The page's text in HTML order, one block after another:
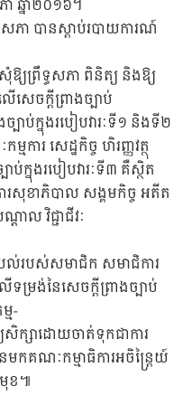
ឆ្នាំ២០១៦។
សភា បានស្តាប់របាយការណ៍
យព្រឹទ្ធសភា ពិនិត្យ និងឱ្យ
េចក្តីព្រាងច្បាប់
ាប់ក្នុងរបៀបវារៈទី១ និងទី២
ការ សេដ្ឋកិច្ច ហិរញ្ញវត្ថុ
ប់ក្នុងរបៀបវារៈទី៣ គឺស្ថិត
រសុខាភិបាល សង្គមកិច្ច អតីត
ាល វិជ្ជាជីវៈ
បល់របស់សមាជិក សមាជិការ
រង់នៃសេចក្តីព្រាងច្បាប់
-
សិក្សាដោយចាត់ទុកជាការ
គណៈកម្មាធិការអចិន្ត្រៃយ៍
មុខ៕